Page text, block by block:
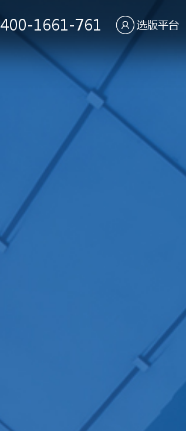
选版平台
400-1661-761